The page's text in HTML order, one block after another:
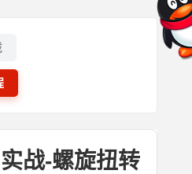
战-螺旋扭转